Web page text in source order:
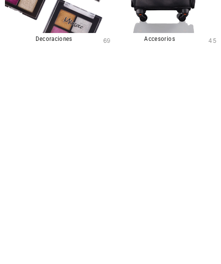
Decoraciones 69 Accesorios 45